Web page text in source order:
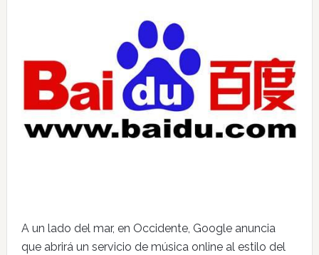
A un lado del mar, en Occidente, Google anuncia
que abrirá un servicio de música online al estilo del